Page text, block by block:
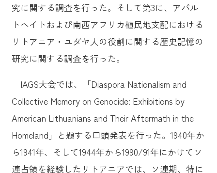
究に関する調査を行った。そして第3に、アパル
トヘイトおよび南西アフリカ植民地支配における
リトアニア・ユダヤ人の役割に関する歴史記憶の
研究に関する調査を行った。
IAGS大会では、「Diaspora Nationalism and
Collective Memory on Genocide: Exhibitions by
American Lithuanians and Their Aftermath in the
Homeland」と題する口頭発表を行った。1940年か
ら1941年、そして1944年から1990/91年にかけてソ
連占領を経験したリトアニアでは、ソ連期、特に